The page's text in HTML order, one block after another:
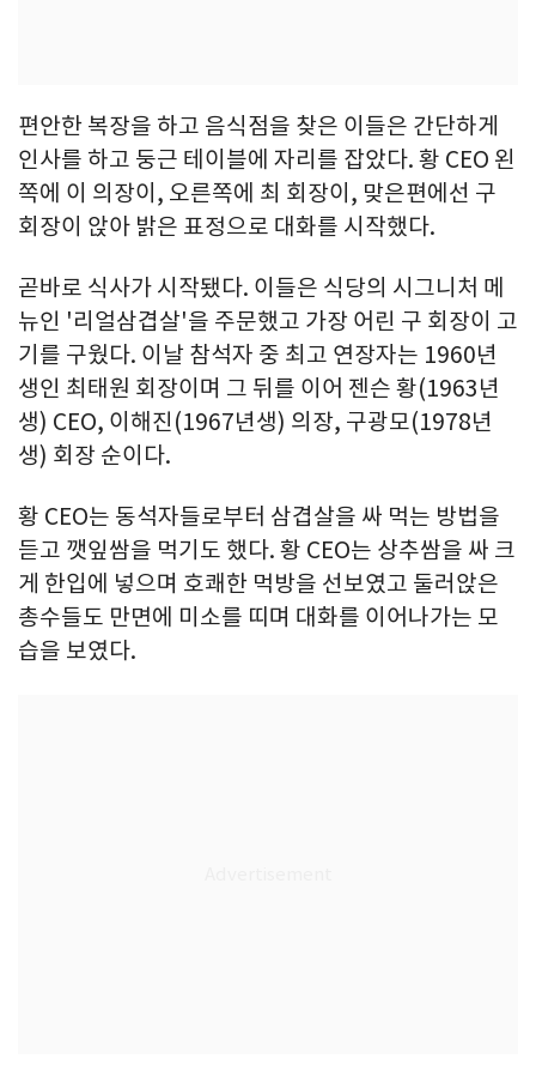
편안한 복장을 하고 음식점을 찾은 이들은 간단하게
인사를 하고 둥근 테이블에 자리를 잡았다. 황 CEO 왼
쪽에 이 의장이, 오른쪽에 최 회장이, 맞은편에선 구
회장이 앉아 밝은 표정으로 대화를 시작했다.
곧바로 식사가 시작됐다. 이들은 식당의 시그니처 메
뉴인 '리얼삼겹살'을 주문했고 가장 어린 구 회장이 고
기를 구웠다. 이날 참석자 중 최고 연장자는 1960년
생인 최태원 회장이며 그 뒤를 이어 젠슨 황(1963년
생) CEO, 이해진(1967년생) 의장, 구광모(1978년
생) 회장 순이다.
황 CEO는 동석자들로부터 삼겹살을 싸 먹는 방법을
듣고 깻잎쌈을 먹기도 했다. 황 CEO는 상추쌈을 싸 크
게 한입에 넣으며 호쾌한 먹방을 선보였고 둘러앉은
총수들도 만면에 미소를 띠며 대화를 이어나가는 모
습을 보였다.